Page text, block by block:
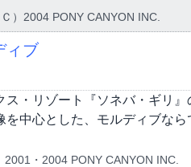
Ｃ）2004 PONY CANYON INC.
ィブ
・リゾート『ソネバ・ギリ』
中心とした、モルディブなら
2001・2004 PONY CANYON INC.